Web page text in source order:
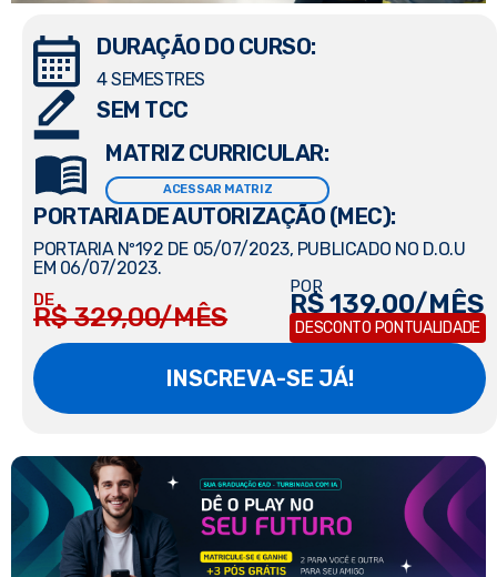
DURAÇÃO DO CURSO:
4 SEMESTRES
SEM TCC
MATRIZ CURRICULAR:
ACESSAR MATRIZ
PORTARIA DE AUTORIZAÇÃO (MEC):
PORTARIA Nº192 DE 05/07/2023, PUBLICADO NO D.O.U
EM 06/07/2023.
DE
R$ 329,00/MÊS
POR
R$ 139,00/MÊS
DESCONTO PONTUALIDADE
INSCREVA-SE JÁ!